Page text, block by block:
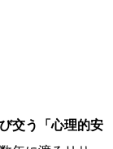
交う「心理的安